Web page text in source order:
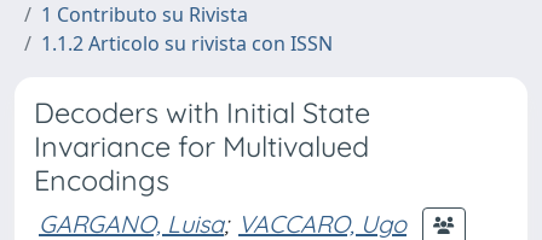
1 Contributo su Rivista
1.1.2 Articolo su rivista con ISSN
Decoders with Initial State
Invariance for Multivalued
Encodings
GARGANO, Luisa; VACCARO, Ugo